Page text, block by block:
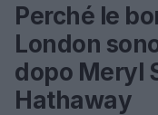
Perché le
London
dopo Meryl
Hathaway